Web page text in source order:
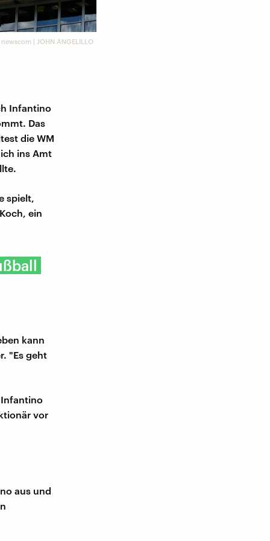
| JOHN ANGELILLO
Infantino
Das
die WM
ins Amt
spielt,
ein
kann
"Es geht
vor
aus und